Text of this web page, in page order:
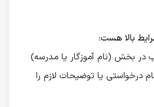
بالا هست:
بخش (نام آموزگار یا مدرسه)
درخواستی یا توضیحات لازم را